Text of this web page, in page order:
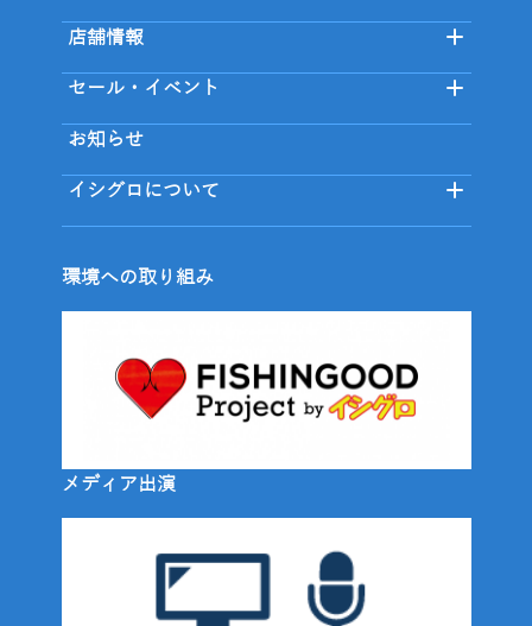
店舗情報
セール・イベント
お知らせ
イシグロについて
環境への取り組み
メディア出演